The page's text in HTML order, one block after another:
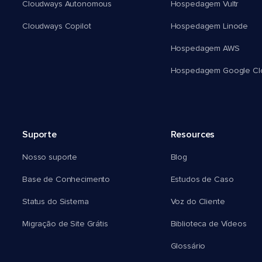
Cloudways Autonomous
Cloudways Copilot
Hospedagem Vultr
Hospedagem Linode
Hospedagem AWS
Hospedagem Google
Suporte
Nosso suporte
Base de Conhecimento
Status do Sistema
Migração de Site Grátis
Resources
Blog
Estudos de Caso
Voz do Cliente
Biblioteca de Vídeos
Glossário